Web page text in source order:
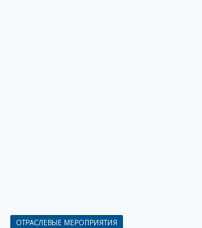
ОТРАСЛЕВЫЕ МЕРОПРИЯТИЯ